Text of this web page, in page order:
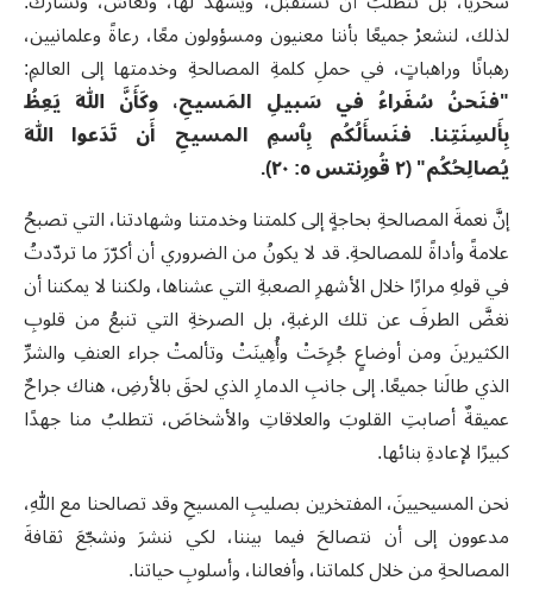
لذلك، لنشعرْ جميعًا بأننا معنيون ومسؤولون معًا، رعاةً وعلمانيين،
رهبانًا وراهباتٍ، في حملِ كلمةِ المصالحةِ وخدمتها إلى العالمِ:
"فنَحنُ سُفَراءُ في سَبيلِ المَسيحِ، وكَأَنَّ اللهَ يَعِظُ
بِأَلسِنَتِنا. فنَسأَلُكُم بِٱسمِ المسيحِ أَن تَدَعوا اللهَ
يُصالِحُكُم" (٢ قُورِنتس ٥: ٢٠).
إنَّ نعمةَ المصالحةِ بحاجةٍ إلى كلمتنا وخدمتنا وشهادتنا، التي تصبحُ
علامةً وأداةً للمصالحةِ. قد لا يكونُ من الضروري أن أكرّرَ ما تردّدتُ
في قولهِ مرارًا خلال الأشهرِ الصعبةِ التي عشناها، ولكننا لا يمكننا أن
نغضَّ الطرفَ عن تلك الرغبةِ، بل الصرخةِ التي تنبعُ من قلوبِ
الكثيرينَ ومن أوضاعٍ جُرِحَتْ وأُهِينَتْ وتألمتْ جراء العنفِ والشرِّ
الذي طالَنا جميعًا. إلى جانبِ الدمارِ الذي لحقَ بالأرضِ، هناك جراحٌ
عميقةٌ أصابتِ القلوبَ والعلاقاتِ والأشخاصَ، تتطلبُ منا جهدًا
كبيرًا لإعادةِ بنائها.
نحن المسيحيينَ، المفتخرين بصليبِ المسيحِ وقد تصالحنا مع اللهِ،
مدعوون إلى أن نتصالحَ فيما بيننا، لكي ننشرَ ونشجّعَ ثقافةَ
المصالحةِ من خلال كلماتنا، وأفعالنا، وأسلوبِ حياتنا.